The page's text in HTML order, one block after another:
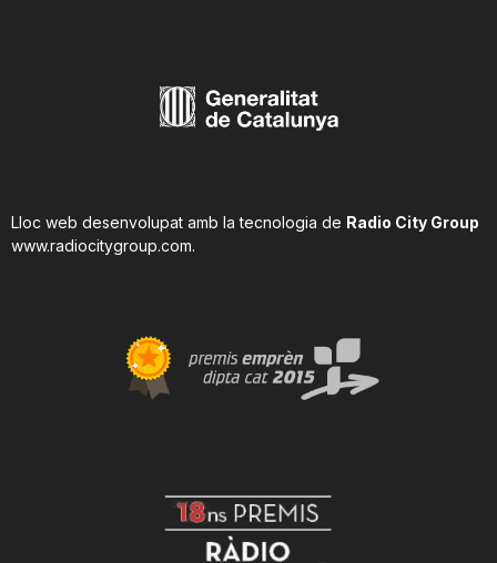
Lloc web desenvolupat amb la tecnologia de Radio City Group
www.radiocitygroup.com.